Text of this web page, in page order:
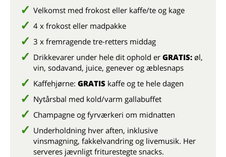
Velkomst med frokost eller kaffe/te og kage
4 x frokost eller madpakke
3 x fremragende tre-retters middag
Drikkevarer under hele dit ophold er GRATIS: øl,
vin, sodavand, juice, genever og æblesnaps
Kaffehjørne: GRATIS kaffe og te hele dagen
Nytårsbal med kold/varm gallabuffet
Champagne og fyrværkeri om midnatten
Underholdning hver aften, inklusive
vinsmagning, fakkelvandring og livemusik. Her
serveres jævnligt friturestegte snacks.